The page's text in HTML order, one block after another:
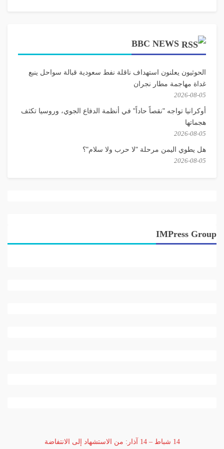
BBC NEWS
الحوثيون يعلنون استهداف ناقلة نفط سعودية قبالة سواحل ينبع
غداة مهاجمة مطار نجران
2026-08-05
أوكرانيا تواجه "نقصاً حاداً" في أنظمة الدفاع الجوي، وروسيا تكثف
هجماتها
2026-08-05
هل يطوي اليمن مرحلة "لا حرب ولا سلام"؟
2026-08-05
IMPress Group
14 شباط – 14 آذار: من الاستشهاد إلى الانتفاضة